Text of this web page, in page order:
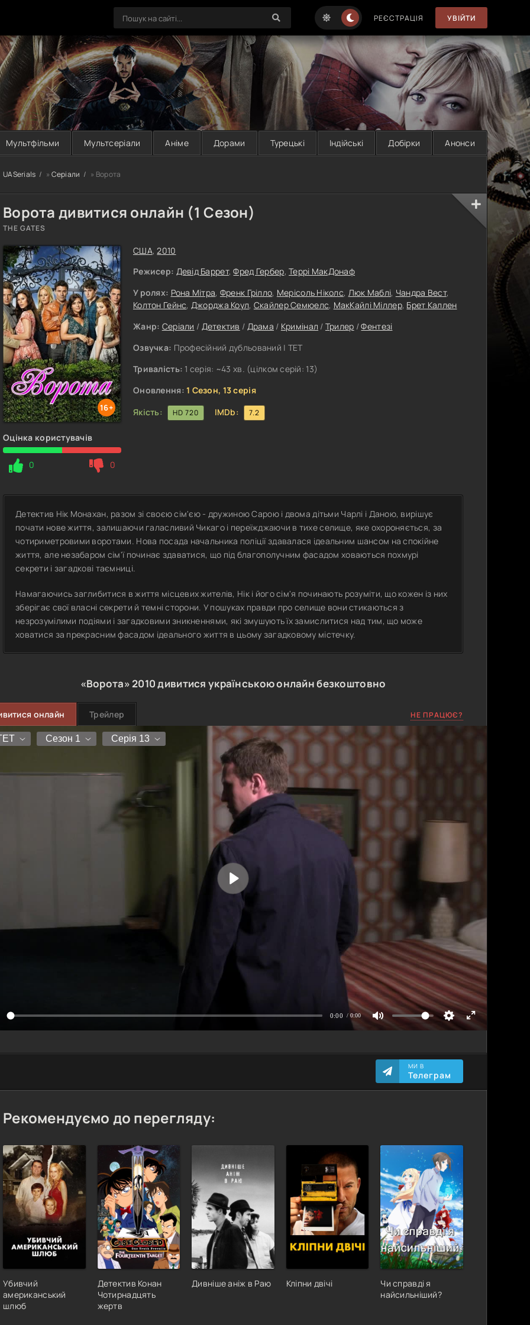
РЕЄСТРАЦІЯ УВІЙТИ
Мультфільми Мультсеріали Аніме Дорами Турецькі Індійські Добірки Анонси
UASerials » Серіали » Ворота
Ворота дивитися онлайн (1 Сезон)
THE GATES
16+
Оцінка користувачів
0 0
США,2010
Режисер: Девід Баррет,Фред Гербер,Террі МакДонаф
У ролях: Рона Мітра, Френк Грілло, Мерісоль Ніколс, Люк Маблі, Чандра Вест,
Колтон Гейнс, Джорджа Коул, Скайлер Семюелс, МакКайлі Міллер, Брет Каллен
Жанр: Серіали / Детектив / Драма / Кримінал / Трилер /Фентезі
Озвучка: Професійний дубльований | ТЕТ
Тривалість: 1 серія: ~43 хв. (цілком серій: 13)
Оновлення: 1 Сезон, 13 серія
Якість:
HD 720 IMDb: 7.2
Детектив Нік Монахан, разом зі своєю сім'єю - дружиною Сарою і двома дітьми Чарлі і Даною, вирішує
почати нове життя, залишаючи галасливий Чикаго і переїжджаючи в тихе селище, яке охороняється, за
чотириметровими воротами. Нова посада начальника поліції здавалася ідеальним шансом на спокійне
життя, але незабаром сім'ї починає здаватися, що під благополучним фасадом ховаються похмурі
секрети і загадкові таємниці.
Намагаючись заглибитися в життя місцевих жителів, Нік і його сім'я починають розуміти, що кожен із них
зберігає свої власні секрети й темні сторони. У пошуках правди про селище вони стикаються з
незрозумілими подіями і загадковими зникненнями, які змушують їх замислитися над тим, що може
ховатися за прекрасним фасадом ідеального життя в цьому загадковому містечку.
«Ворота»2010дивитися українською онлайн безкоштовно
онлайн Трейлер НЕ ПРАЦЮЄ?
МИ В
Телеграм
Рекомендуємо до перегляду:
Убивчий
американський
шлюб
Детектив Конан
Чотирнадцять
жертв
Дивніше аніж в Раю Кліпни двічі
Чи справді я
найсильніший?